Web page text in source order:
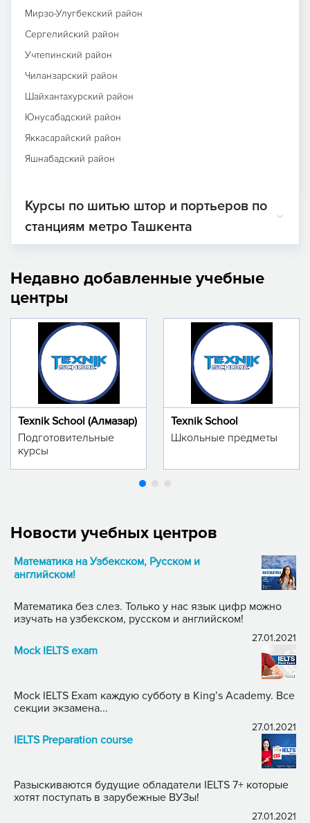
Мирзо-Улугбекский район
Сергелийский район
Учтепинский район
Чиланзарский район
Шайхантахурский район
Юнусабадский район
Яккасарайский район
Яшнабадский район
Курсы по шитью штор и портьеров по
станциям метро Ташкента
Недавно добавленные учебные
центры
Texnik School (Алмазар)
Подготовительные
курсы
Texnik School
Школьные предметы
Новости учебных центров
Математика на Узбекском, Русском и
английском!
Математика без слез. Только у нас язык цифр можно
изучать на узбекском, русском и английском!
27.01.2021
Mock IELTS exam
Mock IELTS Exam каждую субботу в King’s Academy. Все
секции экзамена...
27.01.2021
IELTS Preparation course
Разыскиваются будущие обладатели IELTS 7+ которые
хотят поступать в зарубежные ВУЗы!
27.01.2021